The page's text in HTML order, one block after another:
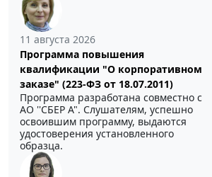
11 августа 2026
Программа повышения
квалификации "О корпоративном
заказе" (223-ФЗ от 18.07.2011)
Программа разработана совместно с
АО ''СБЕР А". Слушателям, успешно
освоившим программу, выдаются
удостоверения установленного
образца.